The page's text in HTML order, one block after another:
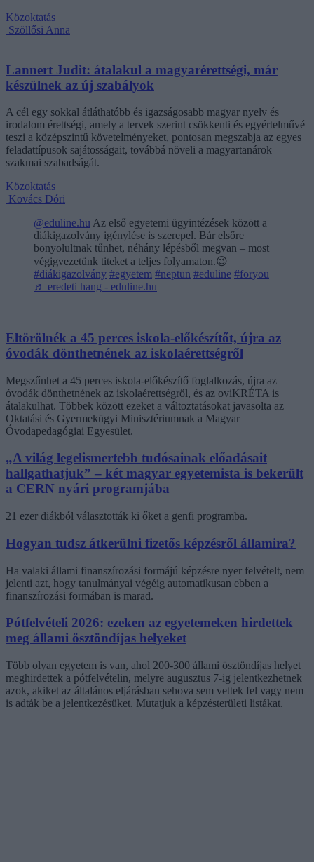
Közoktatás
Szöllősi Anna
Lannert Judit: átalakul a magyarérettségi, már
készülnek az új szabályok
A cél egy sokkal átláthatóbb és igazságosabb magyar nyelv és
irodalom érettségi, amely a tervek szerint csökkenti és egyértelművé
teszi a középszintű követelményeket, pontosan megszabja az egyes
feladattípusok sajátosságait, továbbá növeli a magyartanárok
szakmai szabadságát.
Közoktatás
Kovács Dóri
@eduline.hu Az első egyetemi ügyintézések között a
diákigazolvány igénylése is szerepel. Bár elsőre
bonyolultnak tűnhet, néhány lépésből megvan – most
végigvezetünk titeket a teljes folyamaton.😉
#diákigazolvány #egyetem #neptun #eduline #foryou
♬ eredeti hang - eduline.hu
Eltörölnék a 45 perces iskola-előkészítőt, újra az
óvodák dönthetnének az iskolaérettségről
Megszűnhet a 45 perces iskola-előkészítő foglalkozás, újra az
óvodák dönthetnének az iskolaérettségről, és az oviKRÉTA is
átalakulhat. Többek között ezeket a változtatásokat javasolta az
Oktatási és Gyermekügyi Minisztériumnak a Magyar
Óvodapedagógiai Egyesület.
„A világ legelismertebb tudósainak előadásait
hallgathatjuk” – két magyar egyetemista is bekerült
a CERN nyári programjába
21 ezer diákból választották ki őket a genfi programba.
Hogyan tudsz átkerülni fizetős képzésről államira?
Ha valaki állami finanszírozási formájú képzésre nyer felvételt, nem
jelenti azt, hogy tanulmányai végéig automatikusan ebben a
finanszírozási formában is marad.
Pótfelvételi 2026: ezeken az egyetemeken hirdettek
meg állami ösztöndíjas helyeket
Több olyan egyetem is van, ahol 200-300 állami ösztöndíjas helyet
meghirdettek a pótfelvételin, melyre augusztus 7-ig jelentkezhetnek
azok, akiket az általános eljárásban sehova sem vettek fel vagy nem
is adták be a jelentkezésüket. Mutatjuk a képzésterületi listákat.